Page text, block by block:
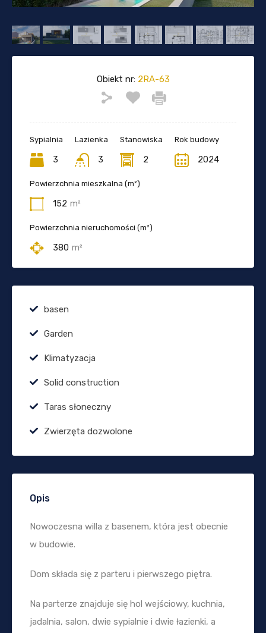
Obiekt nr:2RA-63
Sypialnia
3
Lazienka
3
Stanowiska
2
Rok budowy
2024
Powierzchnia mieszkalna (m²)
152 m²
Powierzchnia nieruchomości (m²)
380 m²
basen
Garden
Klimatyzacja
Solid construction
Taras słoneczny
Zwierzęta dozwolone
Opis
Nowoczesna willa z basenem, która jest obecnie
w budowie.
Dom składa się z parteru i pierwszego piętra.
Na parterze znajduje się hol wejściowy, kuchnia,
jadalnia, salon, dwie sypialnie i dwie łazienki, a